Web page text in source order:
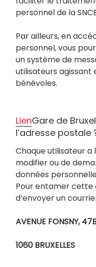
personnel de la
Par ailleurs, en
personnel, vous
un système de
utilisateurs agissant
bénévoles.
LienGare de
l’adresse postale
Chaque utilisateur
modifier ou de
données
Pour entamer cette
d’envoyer un
AVENUE FONSNY,
1060 BRUXELLES